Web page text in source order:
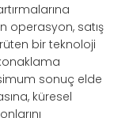
operasyon, satış
bir teknoloji
sonuç elde
küresel